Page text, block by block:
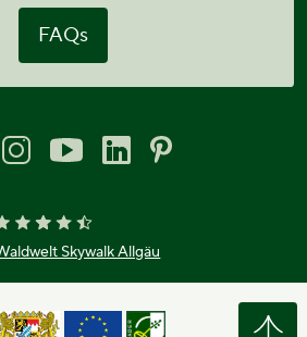
FAQs
Skywalk Allgäu